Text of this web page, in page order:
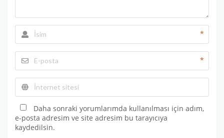
*
*
Daha sonraki yorumlarımda kullanılması için adım,
e-posta adresim ve site adresim bu tarayıcıya
kaydedilsin.